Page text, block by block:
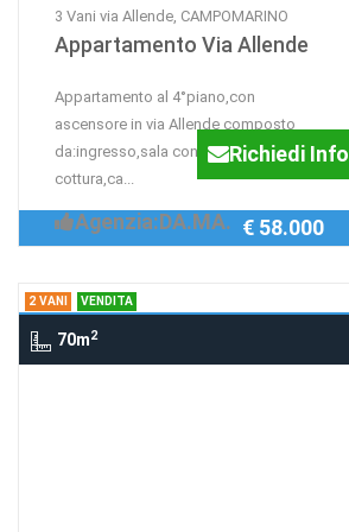
3 Vani via Allende, CAMPOMARINO
Appartamento Via Allende
Appartamento al 4°piano,con
ascensore in via Allende composto
da:ingresso,sala con angolo
cottura,ca...
Richiedi Info
Agenzia:DA.MA. € 58.000
2 VANI VENDITA
70m2